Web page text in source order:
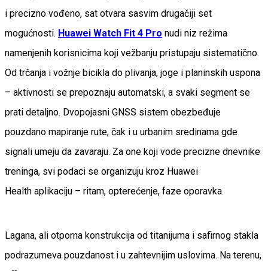
i precizno vođeno, sat otvara sasvim drugačiji set
mogućnosti. Huawei Watch Fit 4 Pro nudi niz režima
namenjenih korisnicima koji vežbanju pristupaju sistematično.
Od trčanja i vožnje bicikla do plivanja, joge i planinskih uspona
– aktivnosti se prepoznaju automatski, a svaki segment se
prati detaljno. Dvopojasni GNSS sistem obezbeđuje
pouzdano mapiranje rute, čak i u urbanim sredinama gde
signali umeju da zavaraju. Za one koji vode precizne dnevnike
treninga, svi podaci se organizuju kroz Huawei
Health aplikaciju – ritam, opterećenje, faze oporavka.
Lagana, ali otporna konstrukcija od titanijuma i safirnog stakla
podrazumeva pouzdanost i u zahtevnijim uslovima. Na terenu,